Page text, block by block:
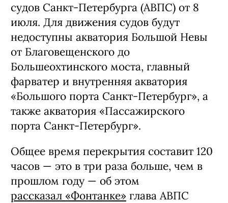
судов Санкт-Петербурга (АВПС) от 8
июля. Для движения судов будут
недоступны акватория Большой Невы
от Благовещенского до
Большеохтинского моста, главный
фарватер и внутренняя акватория
«Большого порта Санкт-Петербург», а
также акватория «Пассажирского
порта Санкт-Петербург».
Общее время перекрытия составит 120
часов — это в три раза больше, чем в
прошлом году — об этом
рассказал «Фонтанке» глава АВПС